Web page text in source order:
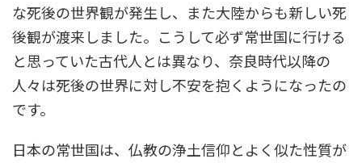
な死後の世界観が発生し、また大陸からも新しい死
後観が渡来しました。こうして必ず常世国に行ける
と思っていた古代人とは異なり、奈良時代以降の
人々は死後の世界に対し不安を抱くようになったの
です。
日本の常世国は、仏教の浄土信仰とよく似た性質が